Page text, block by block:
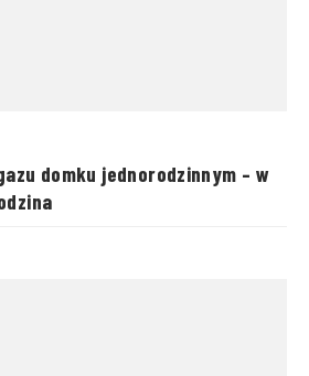
domku jednorodzinnym – w